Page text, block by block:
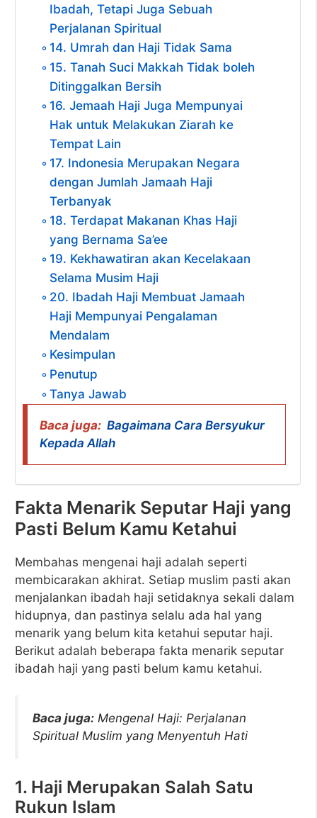
Ibadah, Tetapi Juga Sebuah
Perjalanan Spiritual
14. Umrah dan Haji Tidak Sama
15. Tanah Suci Makkah Tidak boleh
Ditinggalkan Bersih
16. Jemaah Haji Juga Mempunyai
Hak untuk Melakukan Ziarah ke
Tempat Lain
17. Indonesia Merupakan Negara
dengan Jumlah Jamaah Haji
Terbanyak
18. Terdapat Makanan Khas Haji
yang Bernama Sa’ee
19. Kekhawatiran akan Kecelakaan
Selama Musim Haji
20. Ibadah Haji Membuat Jamaah
Haji Mempunyai Pengalaman
Mendalam
Kesimpulan
Penutup
Tanya Jawab
Baca juga: Bagaimana Cara Bersyukur
Kepada Allah
Fakta Menarik Seputar Haji yang
Pasti Belum Kamu Ketahui
Membahas mengenai haji adalah seperti
membicarakan akhirat. Setiap muslim pasti akan
menjalankan ibadah haji setidaknya sekali dalam
hidupnya, dan pastinya selalu ada hal yang
menarik yang belum kita ketahui seputar haji.
Berikut adalah beberapa fakta menarik seputar
ibadah haji yang pasti belum kamu ketahui.
Baca juga: Mengenal Haji: Perjalanan
Spiritual Muslim yang Menyentuh Hati
1. Haji Merupakan Salah Satu
Rukun Islam